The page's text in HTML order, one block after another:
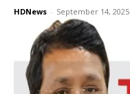
HDNews - September 14, 2025